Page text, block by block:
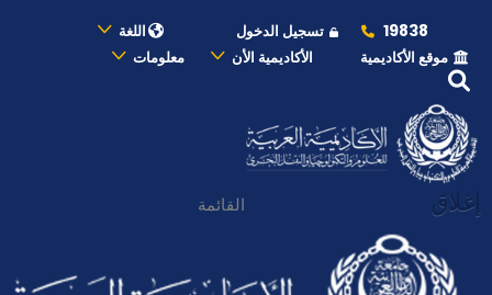
19838 تسجيل الدخول
اللغة
موقع الأكاديمية
الأكاديمية الأن معلومات
إغلاق القائمة